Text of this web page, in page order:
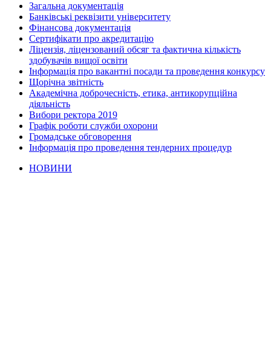
Загальна документація
Банківські реквізити університету
Фінансова документація
Сертифікати про акредитацію
Ліцензія, ліцензований обсяг та фактична кількість
здобувачів вищої освіти
Інформація про вакантні посади та проведення конкурсу
Щорічна звітність
Академічна доброчесність, етика, антикорупційна
діяльність
Вибори ректора 2019
Графік роботи служби охорони
Громадське обговорення
Інформація про проведення тендерних процедур
НОВИНИ